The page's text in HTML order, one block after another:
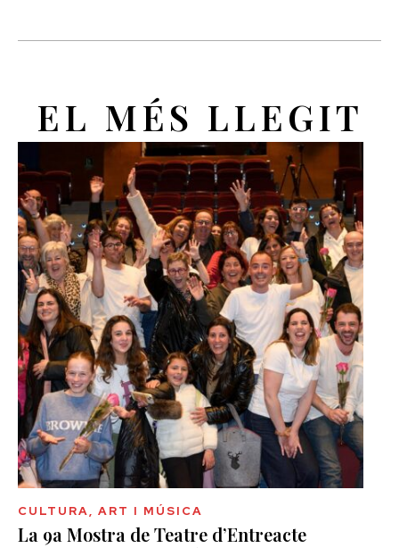
EL MÉS LLEGIT
CULTURA, ART I MÚSICA
La 9a Mostra de Teatre d’Entreacte